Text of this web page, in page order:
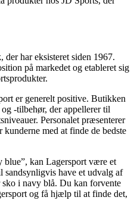
der har eksisteret siden 1967.
på markedet og etableret sig
er generelt positive. Butikken
-tilbehør, der appellerer til
Personalet præsenterer
med at finde de bedste
blue”, kan Lagersport være et
have et udvalg af
i navy blå. Du kan forvente
og få hjælp til at finde det,